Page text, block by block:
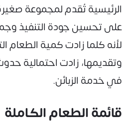
الرئيسية تُقدم لمجموعة
على تحسين جودة التنفيذ
لأنه كلما زادت كمية الطعام
وتقديمها، زادت احتمالية
في خدمة الزبائن.
قائمة الطعام الكاملة